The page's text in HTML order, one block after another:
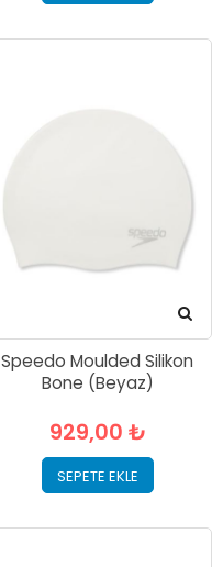
Speedo Moulded Silikon
Bone (Beyaz)
929,00 ₺
SEPETE EKLE